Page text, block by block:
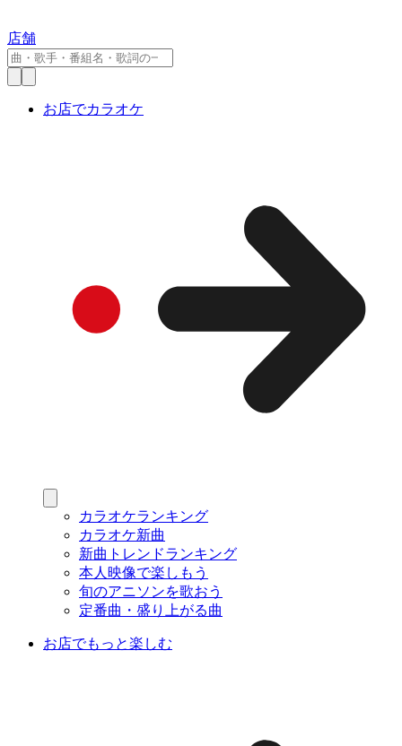
店舗
お店でカラオケ
カラオケランキング
カラオケ新曲
新曲トレンドランキング
本人映像で楽しもう
旬のアニソンを歌おう
定番曲・盛り上がる曲
お店でもっと楽しむ